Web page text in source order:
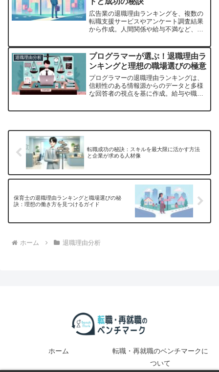
広告業の退職理由ランキングを、複数の
転職支援サービスやアンケート調査結果
から作成。人間関係や給与不満など、多
ドも反映しています。
退職理由分析
プログラマーが選ぶ！退職理由ラ
ンキングと理想の職場選びの極意
プログラマーの退職理由ランキングは、
信頼性のある情報源からのデータと多様
な回答者の視点を基に作成。給与や職場
し、改善可能な問題を特に注目。最新の
転職成功の秘訣：スキルを最大限に活かす方法
と企業が求める人材像
保育士の退職理由ランキングと職場選びの秘
訣：理想の働き方を見つけるガイド
ホーム 退職理由分析
ホーム
転職・再就職のベンチマークに
ついて